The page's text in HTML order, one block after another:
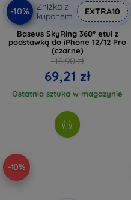
-10%
Zniżka z
kuponem
EXTRA10
Baseus SkyRing 360° etui z
podstawką do iPhone 12/12 Pro
(czarne)
118,90 zł
69,21 zł
Ostatnia sztuka w magazynie
-10%